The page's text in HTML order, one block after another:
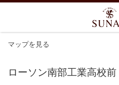
マップを見る
ローソン南部工業高校前